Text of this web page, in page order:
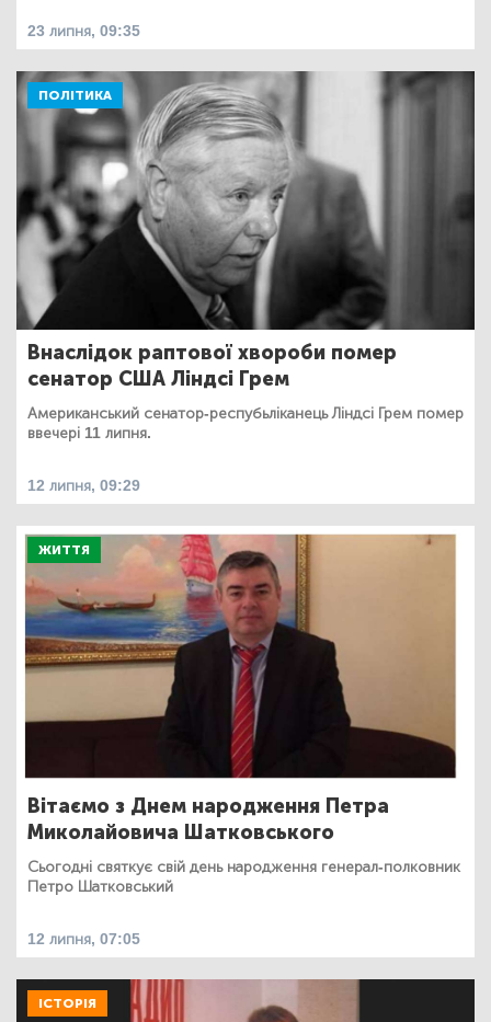
23 липня, 09:35
ПОЛІТИКА
Внаслідок раптової хвороби помер
сенатор США Ліндсі Грем
Американський сенатор-респубьліканець Ліндсі Грем помер
ввечері 11 липня.
12 липня, 09:29
ЖИТТЯ
Вітаємо з Днем народження Петра
Миколайовича Шатковського
Сьогодні святкує свій день народження генерал-полковник
Петро Шатковський
12 липня, 07:05
ІСТОРІЯ